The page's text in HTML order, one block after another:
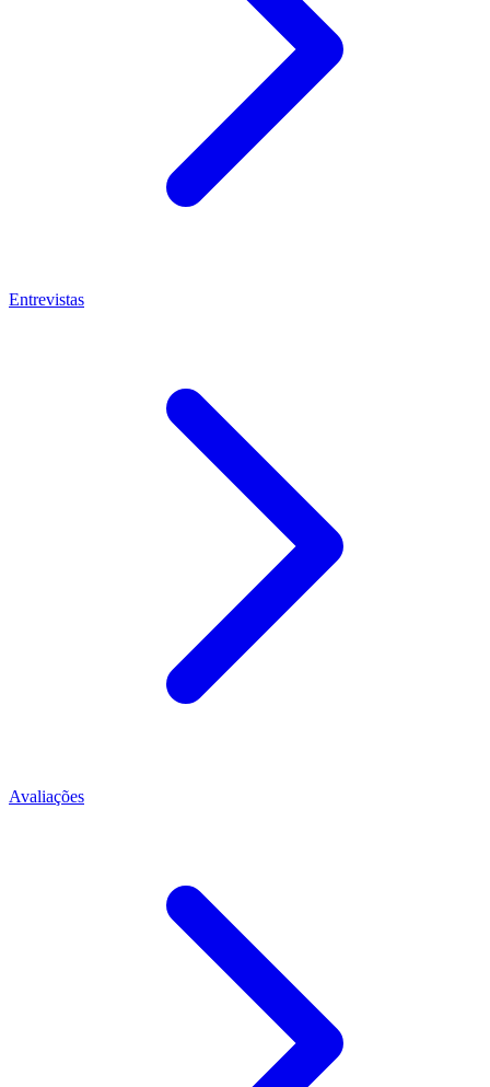
Entrevistas
Avaliações